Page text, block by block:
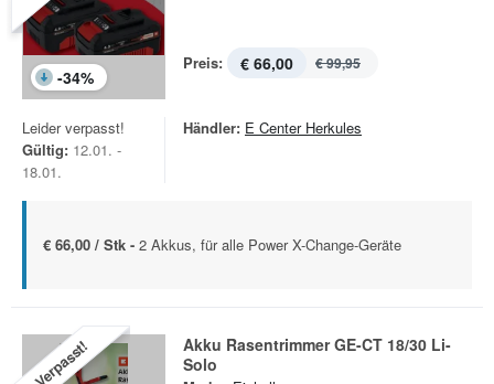
-34%
Preis: € 66,00 € 99,95
Leider verpasst!
Gültig: 12.01. -
18.01.
Händler: E Center Herkules
€ 66,00 / Stk - 2 Akkus, für alle Power X-Change-Geräte
Verpasst!
Akku Rasentrimmer GE-CT 18/30 Li-
Solo